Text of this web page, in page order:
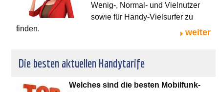
Wenig-, Normal- und Vielnutzer
sowie für Handy-Vielsurfer zu
finden.
weiter
Die besten aktuellen Handytarife
Welches sind die besten Mobilfunk-